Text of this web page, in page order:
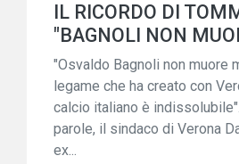
IL RICORDO DI
"BAGNOLI NON
"Osvaldo Bagnoli non muore
legame che ha creato con
calcio italiano è
parole, il sindaco di Verona
ex...